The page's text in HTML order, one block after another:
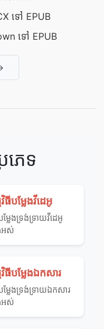
ទៅ EPUB
ទៅ EPUB
ភេទ
វិធីបម្លែងវីដេអូ
ម្លែង​ទ្រង់ទ្រាយ​វីដេអូ​
អស់
វិធីបម្លែងឯកសារ
ម្លែង​ទ្រង់ទ្រាយ​ឯកសារ​
អស់